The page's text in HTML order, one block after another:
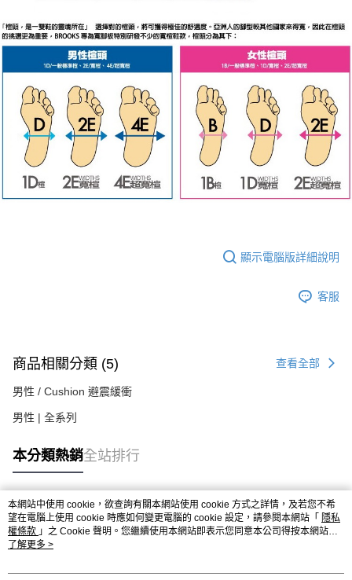
顯示電腦版詳細說明
客服
商品相關分類 (5) 查看全部
男性 / Cushion 避震緩衝
男性 | 全系列
本分類熱銷全站排行
熱門標籤
本網站中使用 cookie，欲查詢有關本網站使用 cookie 方式之詳情，及若您不希
望在電腦上使用 cookie 時應如何變更電腦的 cookie 設定，請參閱本網站「 隱私
權條款 」之 Cookie 聲明。您繼續使用本網站即表示您同意本公司得按本網站使
用條款之 Cookie 聲明使用 cookie。
了解更多 >